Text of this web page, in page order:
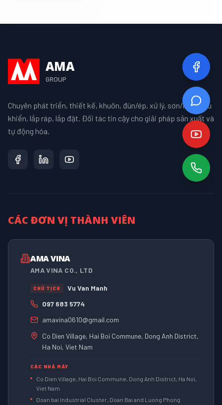
AMA
GROUP
Chuyên phát triển, thiết kế, khuôn, đùn/ép, xử lý, sơn/mạ, điều
khiển, lắp ráp, lắp đặt. Đối tác tin cậy cho giải pháp sản xuất và
tự động hóa.
CÁC ĐƠN VỊ THÀNH VIÊN
AMA VINA
AMA VINA CO., LTD
CHỦ TỊCH
Vu Van Manh
097 683 5774
amavina0610@gmail.com
Co Dien Village, Hai Boi Commune, Dong Anh District,
Ha Noi, Viet Nam
CÁC NHÀ MÁY
Co Dien Village, Hai Boi Commune, Dong Anh District, Ha Noi,
Viet Nam
Doan bai Industrial Cluster, Doan Bai and Luong Phong